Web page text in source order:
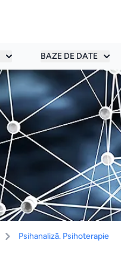
BAZE DE DATE
Psihanaliză. Psihoterapie